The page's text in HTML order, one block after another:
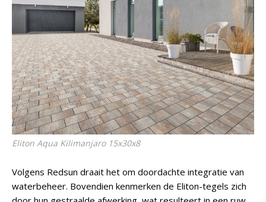
Eliton Aqua Kilimanjaro 15x30x8
Volgens Redsun draait het om doordachte integratie van
waterbeheer. Bovendien kenmerken de Eliton-tegels zich